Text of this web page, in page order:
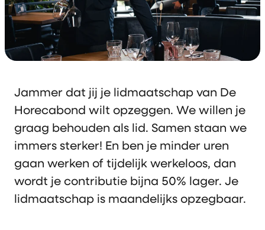
Jammer dat jij je lidmaatschap van De
Horecabond wilt opzeggen. We willen je
graag behouden als lid. Samen staan we
immers sterker! En ben je minder uren
gaan werken of tijdelijk werkeloos, dan
wordt je contributie bijna 50% lager. Je
lidmaatschap is maandelijks opzegbaar.